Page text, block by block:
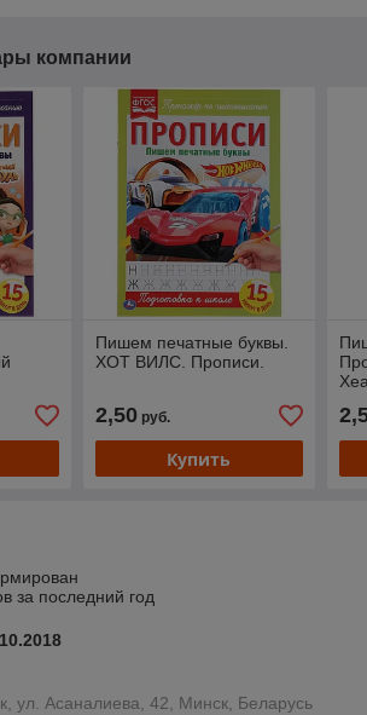
компании
Пишем печатные буквы.
ХОТ ВИЛС. Прописи.
2,50руб.
Купить
за последний год
ул. Асаналиева, 42, Минск, Беларусь